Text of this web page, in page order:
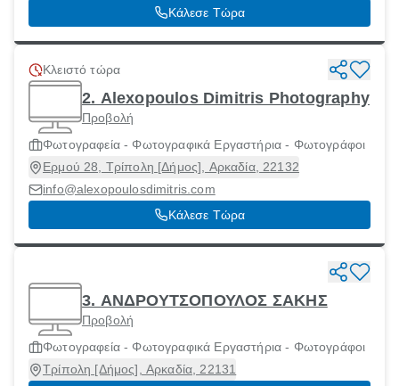
Κάλεσε Τώρα
Κλειστό τώρα
2. Alexopoulos Dimitris Photography
Προβολή
Φωτογραφεία - Φωτογραφικά Εργαστήρια - Φωτογράφοι
Ερμού 28, Τρίπολη [Δήμος], Αρκαδία, 22132
info@alexopoulosdimitris.com
Κάλεσε Τώρα
3. ΑΝΔΡΟΥΤΣΟΠΟΥΛΟΣ ΣΑΚΗΣ
Προβολή
Φωτογραφεία - Φωτογραφικά Εργαστήρια - Φωτογράφοι
Τρίπολη [Δήμος], Αρκαδία, 22131